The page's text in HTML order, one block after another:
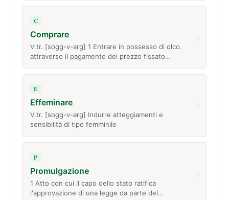
C
Comprare
V.tr. [sogg-v-arg] 1 Entrare in possesso di qlco.
attraverso il pagamento del prezzo fissato…
E
Effeminare
V.tr. [sogg-v-arg] Indurre atteggiamenti e
sensibilità di tipo femminile
P
Promulgazione
1 Atto con cui il capo dello stato ratifica
l'approvazione di una legge da parte del…